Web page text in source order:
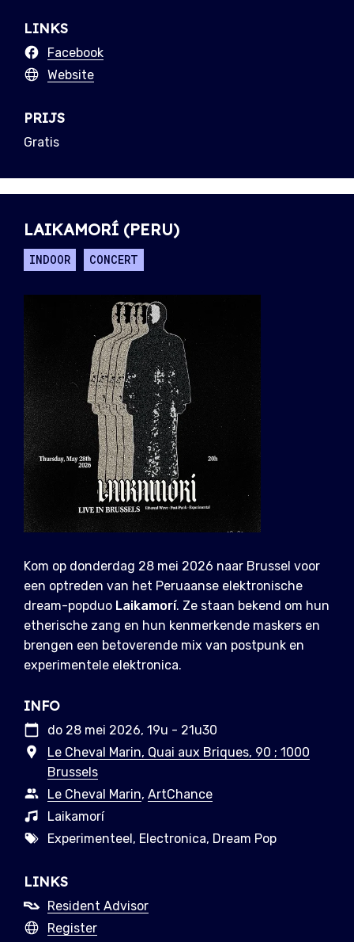
LINKS
Facebook
Website
PRIJS
Gratis
LAIKAMORÍ (PERU)
INDOOR CONCERT
Kom op donderdag 28 mei 2026 naar Brussel voor
een optreden van het Peruaanse elektronische
dream-popduo Laikamorí. Ze staan bekend om hun
etherische zang en hun kenmerkende maskers en
brengen een betoverende mix van postpunk en
experimentele elektronica.
INFO
do 28 mei 2026, 19u - 21u30
Le Cheval Marin, Quai aux Briques, 90 ; 1000
Brussels
Le Cheval Marin, ArtChance
Laikamorí
Experimenteel, Electronica, Dream Pop
LINKS
Resident Advisor
Register